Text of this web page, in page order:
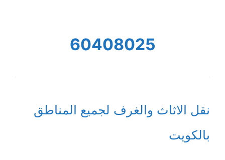
60408025
نقل الاثاث والغرف لجميع المناطق
بالكويت